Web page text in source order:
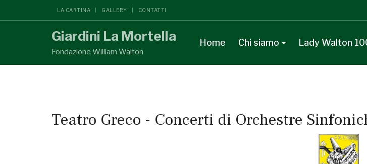
LA CARTINA GALLERY CONTATTI
Giardini La Mortella
Fondazione William Walton
Home Chi siamo Lady Walton
Teatro Greco - Concerti di Orchestre